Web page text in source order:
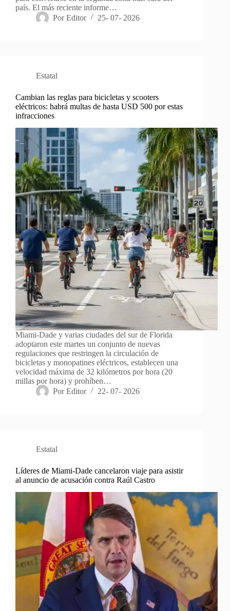
país. El más reciente informe…
Por Editor 25- 07- 2026
Estatal
Cambian las reglas para bicicletas y scooters
eléctricos: habrá multas de hasta USD 500 por estas
infracciones
Miami-Dade y varias ciudades del sur de Florida
adoptaron este martes un conjunto de nuevas
regulaciones que restringen la circulación de
bicicletas y monopatines eléctricos, establecen una
velocidad máxima de 32 kilómetros por hora (20
millas por hora) y prohíben…
Por Editor 22- 07- 2026
Estatal
Líderes de Miami-Dade cancelaron viaje para asistir
al anuncio de acusación contra Raúl Castro